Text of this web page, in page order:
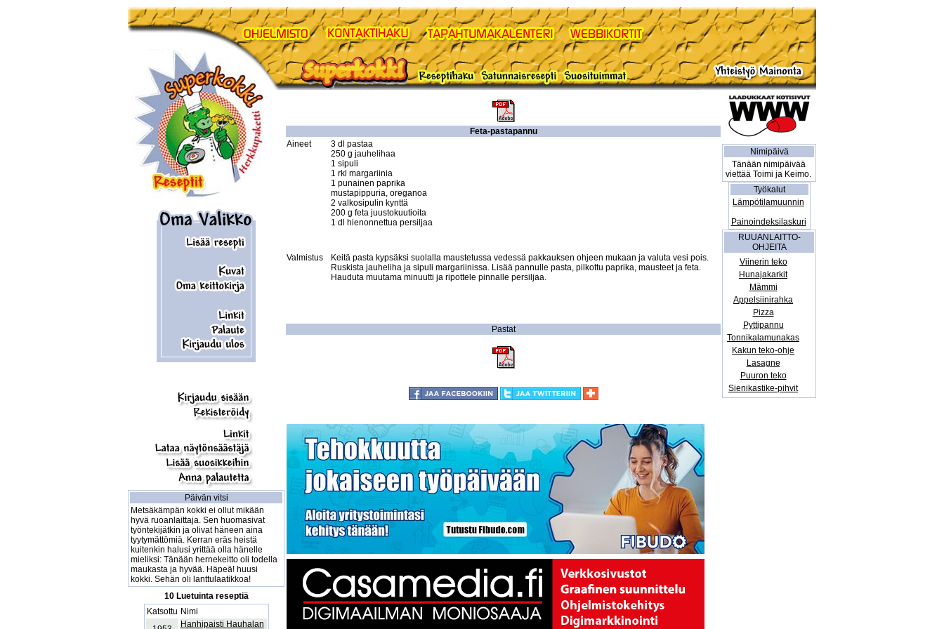
Päivän vitsi
Metsäkämpän kokki ei ollut mikään
hyvä ruoanlaittaja. Sen huomasivat
työntekijätkin ja olivat häneen aina
tyytymättömiä. Kerran eräs heistä
kuitenkin halusi yrittää olla hänelle
mieliksi: Tänään hernekeitto oli todella
maukasta ja hyvää. Häpeä! huusi
kokki. Sehän oli lanttulaatikkoa!
10 Luetuinta reseptiä
Katsottu Nimi
Hanhipaisti Hauhalan
Feta-pastapannu
Aineet
3 dl pastaa
250 g jauhelihaa
1 sipuli
1 rkl margariinia
1 punainen paprika
mustapippuria, oreganoa
2 valkosipulin kynttä
200 g feta juustokuutioita
1 dl hienonnettua persiljaa
Valmistus
Keitä pasta kypsäksi suolalla maustetussa vedessä pakkauksen ohjeen mukaan ja valuta vesi pois.
Ruskista jauheliha ja sipuli margariinissa. Lisää pannulle pasta, pilkottu paprika, mausteet ja feta.
Hauduta muutama minuutti ja ripottele pinnalle persiljaa.
Pastat
Nimipäivä
Tänään nimipäivää
viettää Toimi ja Keimo.
Työkalut
Lämpötilamuunnin
Painoindeksilaskuri
RUUANLAITTO-
OHJEITA
Viinerin teko
Hunajakarkit
Mämmi
Appelsiinirahka
Pizza
Pyttipannu
Tonnikalamunakas
Kakun teko-ohje
Lasagne
Puuron teko
Sienikastike-pihvit